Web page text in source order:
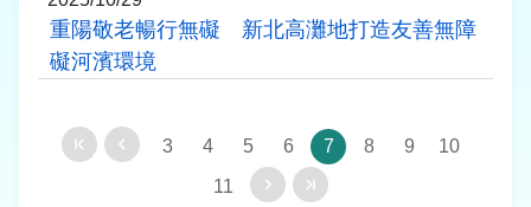
重陽敬老暢行無礙 新北高灘地打造友善無障
礙河濱環境
3 4 5 6 7 8 9
10
11